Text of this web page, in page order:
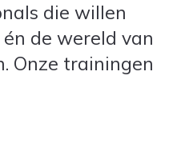
die willen
de wereld van
Onze trainingen